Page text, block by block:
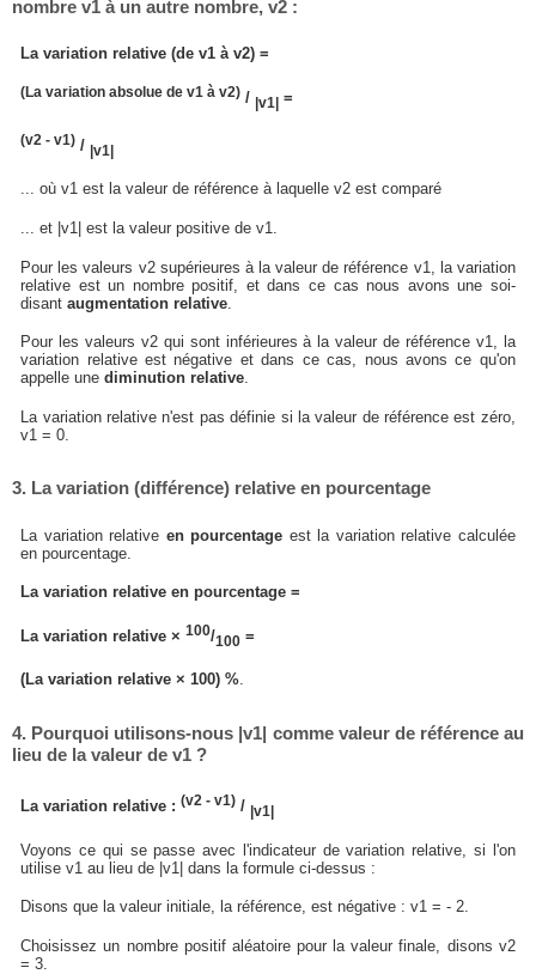
nombre v1 à un autre nombre, v2 :
La variation relative (de v1 à v2) =
(La variation absolue de v1 à v2) / |v1| =
(v2 - v1) / |v1|
... où v1 est la valeur de référence à laquelle v2 est comparé
... et |v1| est la valeur positive de v1.
Pour les valeurs v2 supérieures à la valeur de référence v1, la variation
relative est un nombre positif, et dans ce cas nous avons une soi-
disantaugmentation relative
Pour les valeurs v2 qui sont inférieures à la valeur de référence v1, la
variation relative est négative et dans ce cas, nous avons ce qu'on
appelle unediminution relative.
La variation relative n'est pas définie si la valeur de référence est zéro,
v1 = 0.
3. La variation (différence) relative en pourcentage
La variation relative en pourcentage est la variation relative calculée
en pourcentage.
La variation relative en pourcentage =
La variation relative ×100/100 =
(La variation relative × 100) %.
4. Pourquoi utilisons-nous |v1| comme valeur de référence au
lieu de la valeur de v1 ?
La variation relative :(v2 - v1) / |v1|
Voyons ce qui se passe avec l'indicateur de variation relative, si l'on
utilise v1 au lieu de |v1| dans la formule ci-dessus :
Disons que la valeur initiale, la référence, est négative : v1 = - 2.
Choisissez un nombre positif aléatoire pour la valeur finale, disons v2
= 3.